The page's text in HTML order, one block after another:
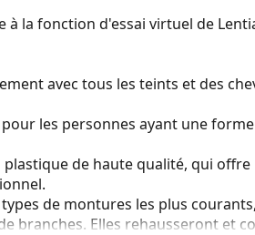
à la fonction d'essai virtuel de
avec tous les teints et des
les personnes ayant une
de haute qualité, qui
de montures les plus
branches. Elles rehausseront et